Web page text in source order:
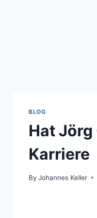
BLOG
Hat
Karriere
By Johannes Keller